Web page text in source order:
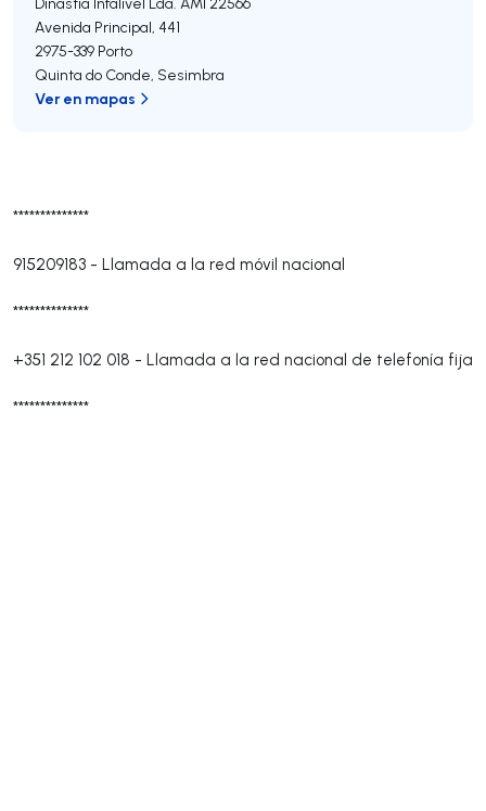
**************
915209183 - Llamada a la red móvil nacional
**************
+351 212 102 018 - Llamada a la red nacional de telefonía fija
**************
Avenida Principal, 441
2975-339 Porto
Quinta do Conde, Sesimbra
Ver en mapas